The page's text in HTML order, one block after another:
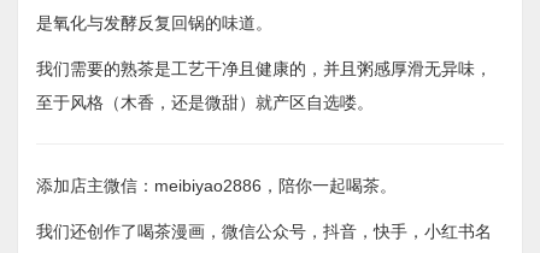
是氧化与发酵反复回锅的味道。
我们需要的熟茶是工艺干净且健康的，并且粥感厚滑无异味，
至于风格（木香，还是微甜）就产区自选喽。
添加店主微信：meibiyao2886，陪你一起喝茶。
我们还创作了喝茶漫画，微信公众号，抖音，快手，小红书名